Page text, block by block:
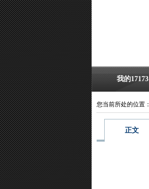
我的17173
您当前所处的位置：
正文